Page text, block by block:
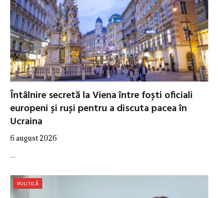
Întâlnire secretă la Viena între foști oficiali
europeni și ruși pentru a discuta pacea în
Ucraina
6 august 2026
…
POLITICĂ